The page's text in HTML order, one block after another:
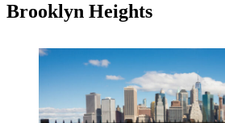
Brooklyn Heights